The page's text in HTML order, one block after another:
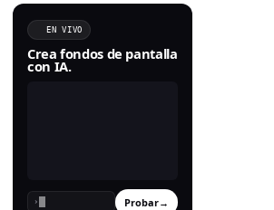
EN VIVO
Crea fondos de pantalla
con IA.
› Probar→